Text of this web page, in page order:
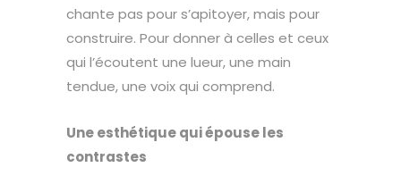
chante pas pour s’apitoyer, mais pour
construire. Pour donner à celles et ceux
qui l’écoutent une lueur, une main
tendue, une voix qui comprend.
Une esthétique qui épouse les
contrastes